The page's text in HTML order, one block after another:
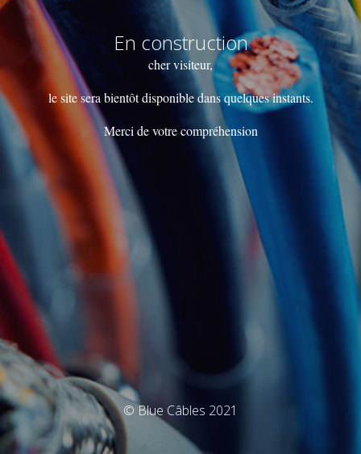
En construction
cher visiteur,
le site sera bientôt disponible dans quelques instants.
Merci de votre compréhension
© Blue Câbles 2021